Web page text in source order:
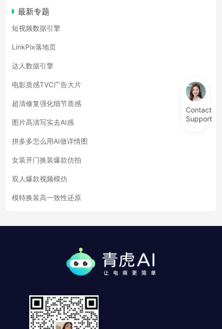
最新专题
短视频数据引擎
LinkPix落地页
达人数据引擎
电影质感TVC广告大片
超清修复强化细节质感
图片高清写实去AI感
拼多多怎么用AI做详情图
女装开门换装爆款仿拍
双人爆款视频模仿
模特换装高一致性还原
Contact
Support